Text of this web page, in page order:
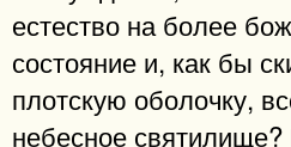
естество на более
состояние и, как бы
плотскую оболочку,
небесное